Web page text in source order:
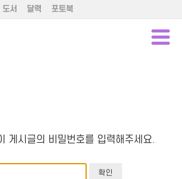
도서 달력 포토북
게시글의 비밀번호를 입력해주세요.